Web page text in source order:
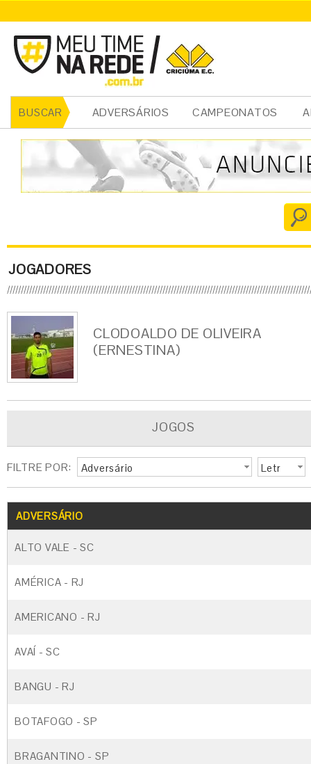
BUSCAR ADVERSÁRIOS CAMPEONATOS
JOGADORES
CLODOALDO DE OLIVEIRA
(ERNESTINA)
JOGOS
FILTRE POR: Adversário
Letr
ADVERSÁRIO
ALTO VALE - SC
AMÉRICA - RJ
AMERICANO - RJ
AVAÍ - SC
BANGU - RJ
BOTAFOGO - SP
BRAGANTINO - SP